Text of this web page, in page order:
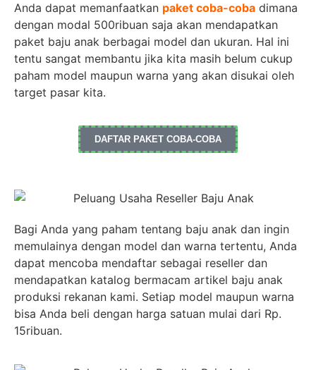
Anda dapat memanfaatkan paket coba-coba dimana
dengan modal 500ribuan saja akan mendapatkan
paket baju anak berbagai model dan ukuran. Hal ini
tentu sangat membantu jika kita masih belum cukup
paham model maupun warna yang akan disukai oleh
target pasar kita.
DAFTAR PAKET COBA-COBA
Bagi Anda yang paham tentang baju anak dan ingin
memulainya dengan model dan warna tertentu, Anda
dapat mencoba mendaftar sebagai reseller dan
mendapatkan katalog bermacam artikel baju anak
produksi rekanan kami. Setiap model maupun warna
bisa Anda beli dengan harga satuan mulai dari Rp.
15ribuan.